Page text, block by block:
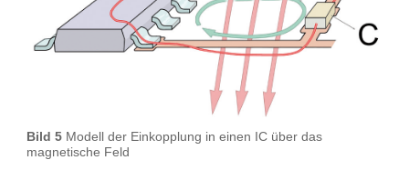
Bild 5Modell der Einkopplung in einen IC über das
magnetische Feld